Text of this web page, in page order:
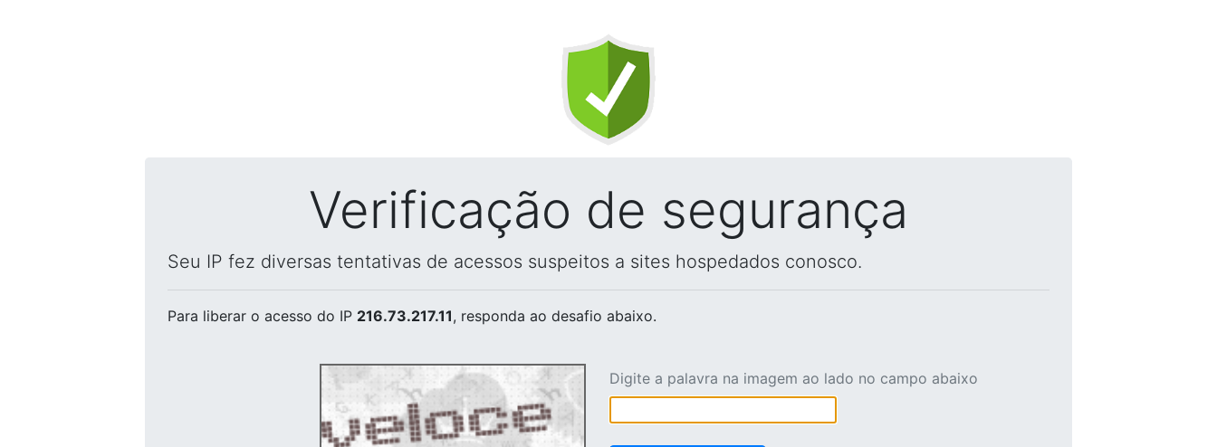
Verificação de segurança
Seu IP fez diversas tentativas de acessos suspeitos a sites hospedados conosco.
Para liberar o acesso do IP 216.73.217.11, responda ao desafio abaixo.
Digite a palavra na imagem ao lado no campo abaixo